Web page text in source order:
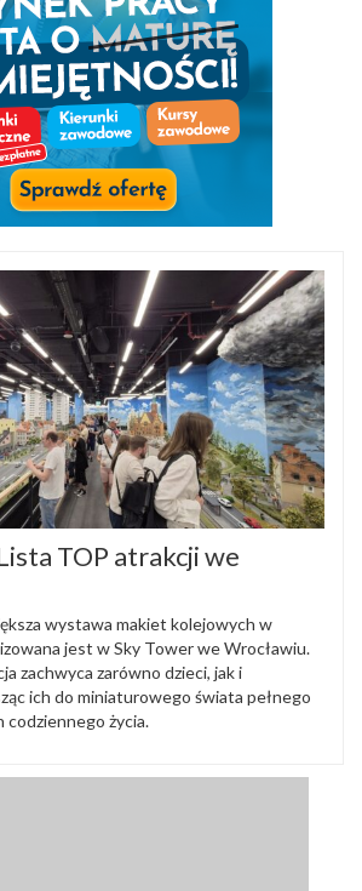
TOP atrakcji we
wystawa makiet kolejowych w
jest w Sky Tower we Wrocławiu.
zachwyca zarówno dzieci, jak i
ich do miniaturowego świata pełnego
codziennego życia.